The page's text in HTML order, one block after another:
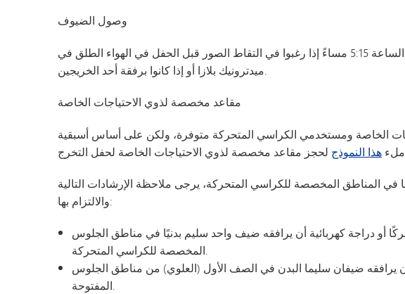
وصول الضيوف
يمكن للضيوف البدء في الوصول من الساعة 5:15 مساءً إذا رغبوا في التقاط الصور قبل الحفل في الهواء الطلق في
ميدترونيك بلازا أو إذا كانوا برفقة أحد الخريجين.
مقاعد مخصصة لذوي الاحتياجات الخاصة
الخاصة ومستخدمي الكراسي المتحركة متوفرة، ولكن على أساس أسبقية
هذا النموذج
في المناطق المخصصة للكراسي المتحركة، يرجى ملاحظة الإرشادات التالية
والالتزام بها:
أو دراجة كهربائية أن يرافقه ضيف واحد سليم بدنيًا في مناطق الجلوس
المخصصة للكراسي المتحركة.
ضيفان سليما البدن في الصف الأول (العلوي) من مناطق الجلوس
المفتوحة.